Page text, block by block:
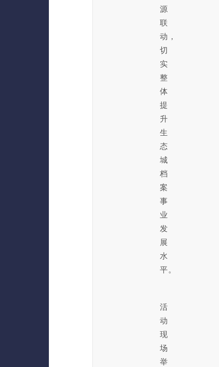
源
联
动，
切
实
整
体
提
升
生
态
城
档
案
事
业
发
展
水
平。
活
动
现
场
举